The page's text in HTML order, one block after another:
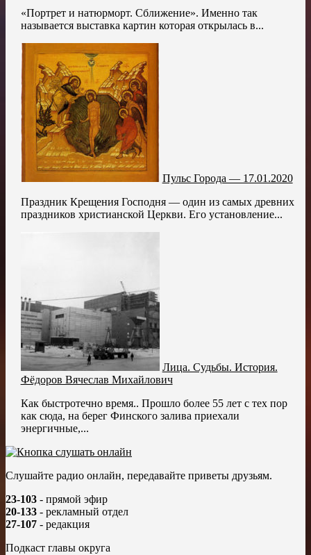
«Портрет и натюрморт. Сближение». Именно так
называется выставка картин которая открылась в...
Пульс Города — 17.01.2020
Праздник Крещения Господня — один из самых древних
праздников христианской Церкви. Его установление...
Лица. Судьбы. История.
Фёдоров Вячеслав Михайлович
Как быстротечно время.. Прошло более 55 лет с тех пор
как сюда, на берег Финского залива приехали
энергичные,...
Слушайте радио онлайн, передавайте приветы друзьям.
23-103 - прямой эфир
20-133 - рекламный отдел
27-107 - редакция
Подкаст главы округа